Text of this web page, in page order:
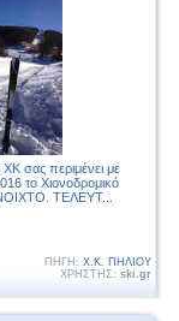
σας περιμένει με
το Χιονοδρομικό
ΤΕΛΕΥΤ...
ΠΗΓΗ: Χ.Κ. ΠΗΛΙΟΥ
ΧΡΗΣΤΗΣ: ski.gr